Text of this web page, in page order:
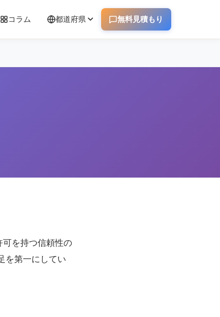
コラム 都道府県 無料見積もり
を持つ信頼性の
を第一にしてい